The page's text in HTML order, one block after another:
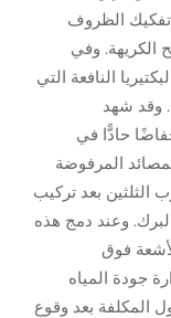
الظروف
الكريهة. وفي
النافعة التي
وقد شهد
حادًّا في
المرفوضة
بعد تركيب
وعند دمج هذه
فوق
جودة المياه
المكلفة بعد وقوع